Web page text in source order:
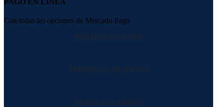
Con todas las opciones de Mercado Pago
FORMAS DE PAGO
EMPRESAS DE ENVIO
NUESTRAS REDES